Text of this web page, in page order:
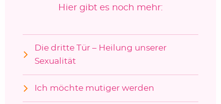
Hier gibt es noch mehr:
Die dritte Tür – Heilung unserer
Sexualität
Ich möchte mutiger werden